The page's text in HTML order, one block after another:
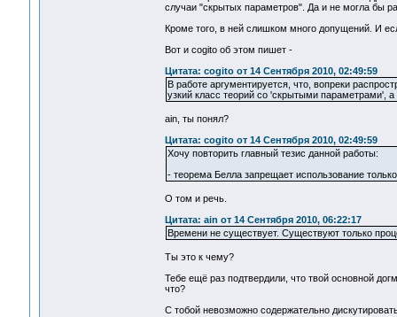
случаи "скрытых параметров". Да и не могла бы
Кроме того, в ней слишком много допущений. И
Вот и cogito об этом пишет -
Цитата: cogito от 14 Сентября 2010, 02:49:59
В работе аргументируется, что, вопреки
узкий класс теорий со 'скрытыми параметрами',
ain, ты понял?
Цитата: cogito от 14 Сентября 2010, 02:49:59
Хочу повторить главный тезис данной работы:
- теорема Белла запрещает использование
О том и речь.
Цитата: ain от 14 Сентября 2010, 06:22:17
Времени не существует. Существуют только
Ты это к чему?
Тебе ещё раз подтвердили, что твой основной
что?
С тобой невозможно содержательно